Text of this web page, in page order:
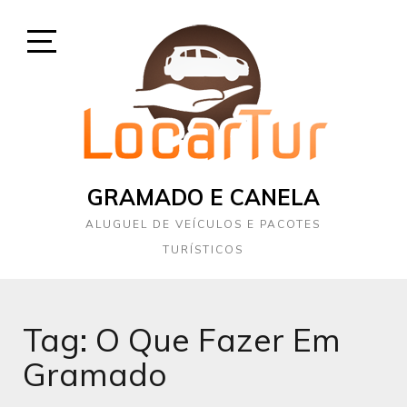
GRAMADO E CANELA
ALUGUEL DE VEÍCULOS E PACOTES
TURÍSTICOS
Tag: O Que Fazer Em
Gramado